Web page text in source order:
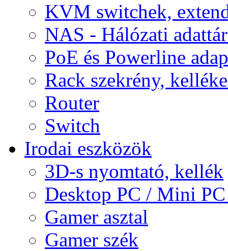
KVM switchek,
NAS - Hálózati
PoE és Powerline
Rack szekrény,
Router
Switch
Irodai eszközök
3D-s nyomtató, kellék
Desktop PC / Mini
Gamer asztal
Gamer szék